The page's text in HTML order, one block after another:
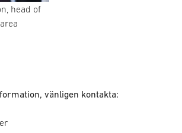
head of
vänligen kontakta: